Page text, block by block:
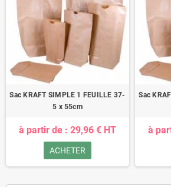
Sac KRAFT SIMPLE 1 FEUILLE 37-
5 x 55cm
à partir de : 29,96 € HT
ACHETER
Sac
à